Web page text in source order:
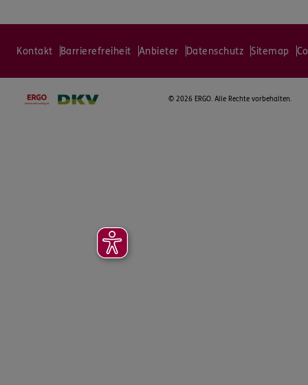
Kontakt Barrierefreiheit Anbieter Datenschutz Sitemap
© 2026 ERGO. Alle Rechte vorbehalten.